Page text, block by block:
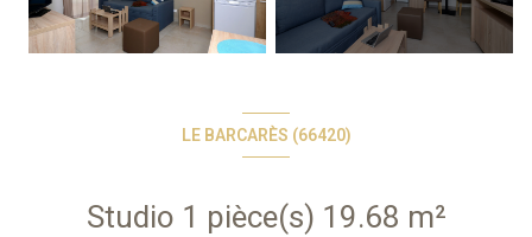
LE BARCARÈS (66420)
Studio 1 pièce(s) 19.68 m²